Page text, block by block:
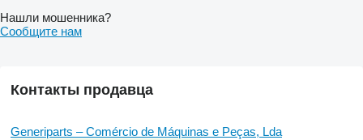
Нашли мошенника?
Сообщите нам
Контакты продавца
Generiparts – Comércio de Máquinas e Peças, Lda